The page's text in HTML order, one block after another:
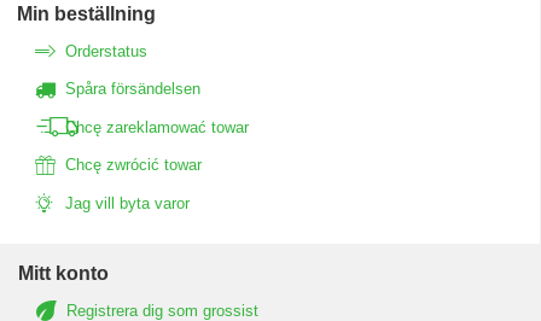
Min beställning
Orderstatus
Spåra försändelsen
Chcę zareklamować towar
Chcę zwrócić towar
Jag vill byta varor
Mitt konto
Registrera dig som grossist